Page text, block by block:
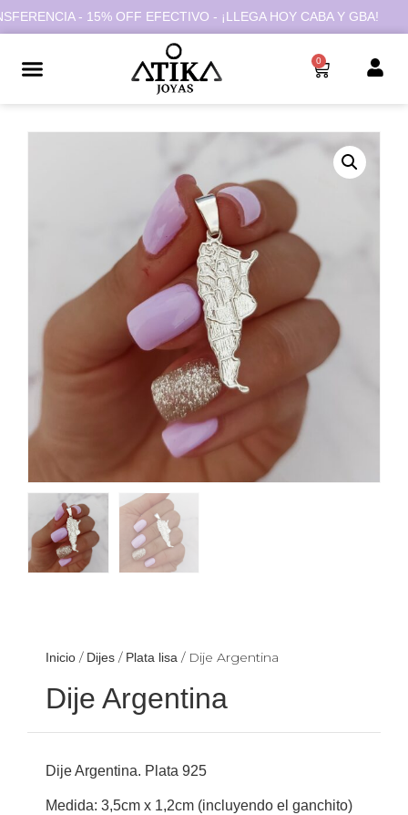
- 15% OFF EFECTIVO - ¡LLEGA HOY CABA Y GBA!
0
Inicio / Dijes / Plata lisa / Dije Argentina
Dije Argentina
Dije Argentina. Plata 925
Medida: 3,5cm x 1,2cm (incluyendo el ganchito)